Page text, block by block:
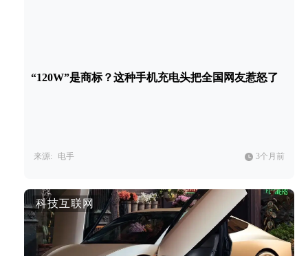
“120W”是商标？这种手机充电头把全国网友惹怒了
来源: 电手 3个月前
科技互联网